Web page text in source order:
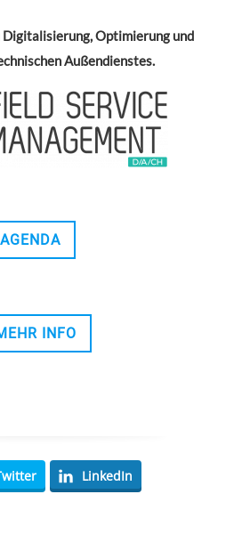
Optimierung und
Außendienstes.
AGENDA
INFO
LinkedIn